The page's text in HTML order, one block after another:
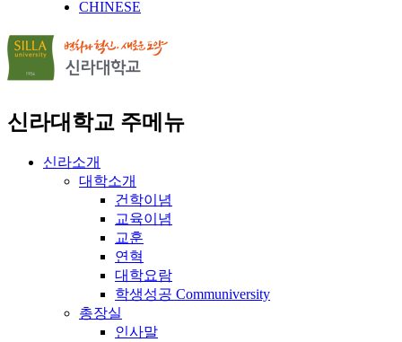
CHINESE
신라대학교 주메뉴
신라소개
대학소개
건학이념
교육이념
교훈
연혁
대학요람
학생성공 Communiversity
총장실
인사말